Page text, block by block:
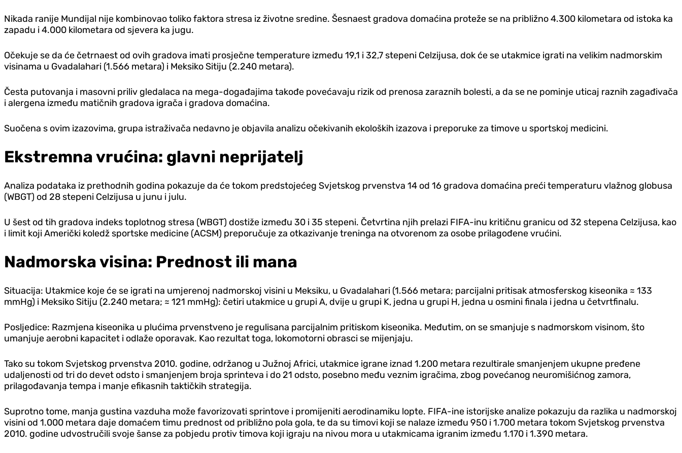
Nikada ranije Mundijal nije kombinovao toliko faktora stresa iz životne sredine. Šesnaest gradova domaćina proteže se na približno 4.300 kilometara od istoka ka
zapadu i 4.000 kilometara od sjevera ka jugu.
Očekuje se da će četrnaest od ovih gradova imati prosječne temperature između 19,1 i 32,7 stepeni Celzijusa, dok će se utakmice igrati na velikim nadmorskim
visinama u Gvadalahari (1.566 metara) i Meksiko Sitiju (2.240 metara).
Česta putovanja i masovni priliv gledalaca na mega-događajima takođe povećavaju rizik od prenosa zaraznih bolesti, a da se ne pominje uticaj raznih zagađivača
i alergena između matičnih gradova igrača i gradova domaćina.
Suočena s ovim izazovima, grupa istraživača nedavno je objavila analizu očekivanih ekoloških izazova i preporuke za timove u sportskoj medicini.
Ekstremna vrućina: glavni neprijatelj
Analiza podataka iz prethodnih godina pokazuje da će tokom predstojećeg Svjetskog prvenstva 14 od 16 gradova domaćina preći temperaturu vlažnog globusa
(WBGT) od 28 stepeni Celzijusa u junu i julu.
U šest od tih gradova indeks toplotnog stresa (WBGT) dostiže između 30 i 35 stepeni. Četvrtina njih prelazi FIFA-inu kritičnu granicu od 32 stepena Celzijusa, kao
i limit koji Američki koledž sportske medicine (ACSM) preporučuje za otkazivanje treninga na otvorenom za osobe prilagođene vrućini.
Nadmorska visina: Prednost ili mana
Situacija: Utakmice koje će se igrati na umjerenoj nadmorskoj visini u Meksiku, u Gvadalahari (1.566 metara; parcijalni pritisak atmosferskog kiseonika ≈ 133
mmHg) i Meksiko Sitiju (2.240 metara; ≈ 121 mmHg): četiri utakmice u grupi A, dvije u grupi K, jedna u grupi H, jedna u osmini finala i jedna u četvrtfinalu.
Posljedice: Razmjena kiseonika u plućima prvenstveno je regulisana parcijalnim pritiskom kiseonika. Međutim, on se smanjuje s nadmorskom visinom, što
umanjuje aerobni kapacitet i odlaže oporavak. Kao rezultat toga, lokomotorni obrasci se mijenjaju.
Tako su tokom Svjetskog prvenstva 2010. godine, održanog u Južnoj Africi, utakmice igrane iznad 1.200 metara rezultirale smanjenjem ukupne pređene
udaljenosti od tri do devet odsto i smanjenjem broja sprinteva i do 21 odsto, posebno među veznim igračima, zbog povećanog neuromišićnog zamora,
prilagođavanja tempa i manje efikasnih taktičkih strategija.
Suprotno tome, manja gustina vazduha može favorizovati sprintove i promijeniti aerodinamiku lopte. FIFA-ine istorijske analize pokazuju da razlika u nadmorskoj
visini od 1.000 metara daje domaćem timu prednost od približno pola gola, te da su timovi koji se nalaze između 950 i 1.700 metara tokom Svjetskog prvenstva
2010. godine udvostručili svoje šanse za pobjedu protiv timova koji igraju na nivou mora u utakmicama igranim između 1.170 i 1.390 metara.